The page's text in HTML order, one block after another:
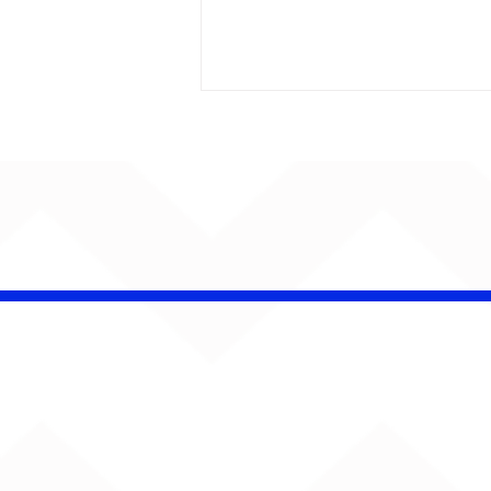
BALARA transforma